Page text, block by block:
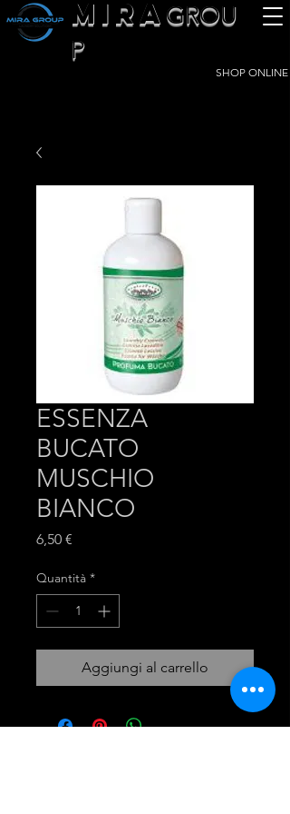
SHOP ONLINE
MIRA GROU
P
ESSENZA
BUCATO
MUSCHIO
BIANCO
6,50 €
Quantità *
Aggiungi al carrello